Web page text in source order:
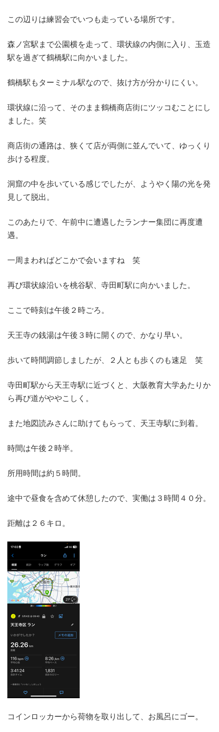
この辺りは練習会でいつも走っている場所です。
森ノ宮駅まで公園横を走って、環状線の内側に入り、玉造
駅を過ぎて鶴橋駅に向かいました。
鶴橋駅もターミナル駅なので、抜け方が分かりにくい。
環状線に沿って、そのまま鶴橋商店街にツッコむことにし
ました。笑
商店街の通路は、狭くて店が両側に並んでいて、ゆっくり
歩ける程度。
洞窟の中を歩いている感じでしたが、ようやく陽の光を発
見して脱出。
このあたりで、午前中に遭遇したランナー集団に再度遭
遇。
一周まわればどこかで会いますね 笑
再び環状線沿いを桃谷駅、寺田町駅に向かいました。
ここで時刻は午後２時ごろ。
天王寺の銭湯は午後３時に開くので、かなり早い。
歩いて時間調節しましたが、２人とも歩くのも速足 笑
寺田町駅から天王寺駅に近づくと、大阪教育大学あたりか
ら再び道がややこしく。
また地図読みさんに助けてもらって、天王寺駅に到着。
時間は午後２時半。
所用時間は約５時間。
途中で昼食を含めて休憩したので、実働は３時間４０分。
距離は２６キロ。
コインロッカーから荷物を取り出して、お風呂にゴー。